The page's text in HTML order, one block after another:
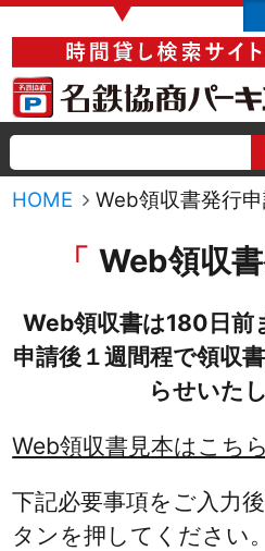
▼
HOME Web領収書発行
Web領収
Web領収書は180日前
申請後１週間程で領収
らせいた
Web領収書見本はこちら
下記必要事項をご入力
タンを押してください